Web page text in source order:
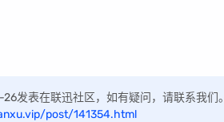
发表在联迅社区，如有疑问，请联系我们。
post/141354.html